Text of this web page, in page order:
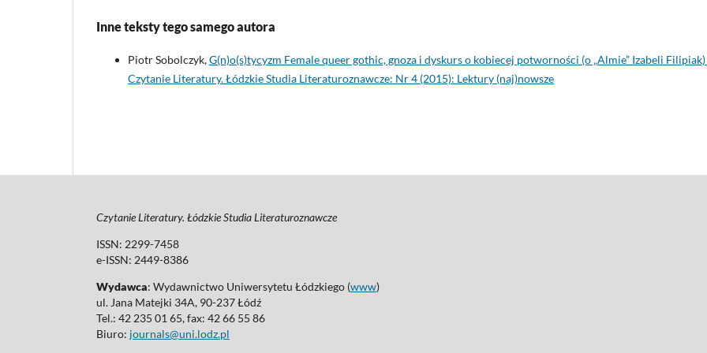
Inne teksty tego samego autora
Piotr Sobolczyk,G(n)o(s)tycyzm Female queer gothic, gnoza i dyskurs o kobiecej potworności (o „Almie” Izabeli Filipiak)
Czytanie Literatury. Łódzkie Studia Literaturoznawcze: Nr 4 (2015): Lektury (naj)nowsze
Czytanie Literatury. Łódzkie Studia Literaturoznawcze
ISSN: 2299-7458
e-ISSN: 2449-8386
Wydawca: Wydawnictwo Uniwersytetu Łódzkiego (www)
ul. Jana Matejki 34A, 90-237 Łódź
Tel.: 42 235 01 65, fax: 42 66 55 86
Biuro: journals@uni.lodz.pl